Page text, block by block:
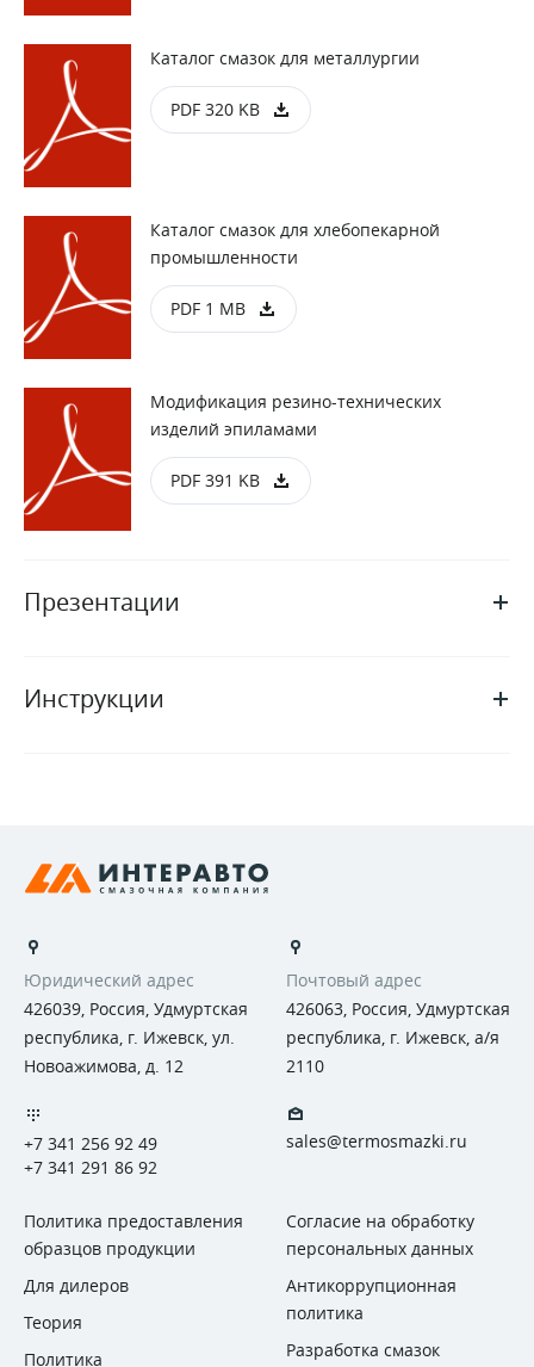
Каталог смазок для металлургии
PDF 320 KB
Каталог смазок для хлебопекарной
промышленности
PDF 1 MB
Модификация резино-технических
изделий эпиламами
PDF 391 KB
Презентации
Инструкции
+7 341 256 92 49
+7 341 291 86 92
sales@termosmazki.ru
Юридический адрес
426039, Россия, Удмуртская
республика, г. Ижевск, ул.
Новоажимова, д. 12
Почтовый адрес
426063, Россия, Удмуртская
республика, г. Ижевск, а/я
2110
Политика предоставления
образцов продукции
Для дилеров
Теория
Политика
Согласие на обработку
персональных данных
Антикоррупционная
политика
Разработка смазок